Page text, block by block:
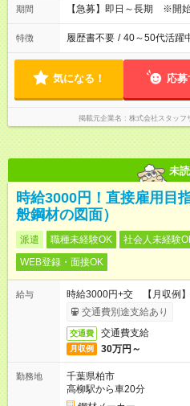
期間 【急募】即日～長期 ※開
特徴 履歴書不要 / 40～50代活躍
気になる！ 応募
掲載元企業名 株式会社スタッフ
未読
時給3000円！直接雇用目
般鋼材の図面）
派遣 職種未経験OK 社会人未経験
WEB登録・面接OK
給与
時給3000円+交 【月収例
交通費別途支給あり
交通費 交通費支給
月収例 30万円～
勤務地
千葉県柏市
高柳駅から車20分